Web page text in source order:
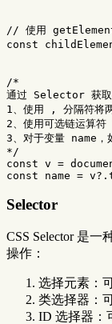
// 使用
const
/*
通过 Selector 获取
1、使用 , 分隔符将
2、使用可选链运
3、对于变量 name，
*/
const v =
const
name = v?.
Selector
CSS Selector 是一
操作：
选择元素：
类选择器：
ID 选择器：